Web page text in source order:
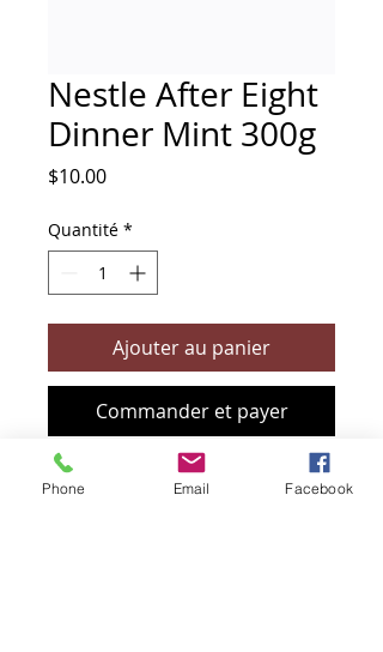
Nestle After Eight
Dinner Mint 300g
$10.00Prix
Quantité *
Ajouter au panier
Commander et payer
Phone Email Facebook